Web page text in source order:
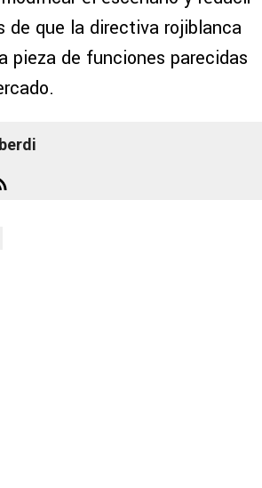
de que la directiva rojiblanca
pieza de funciones parecidas